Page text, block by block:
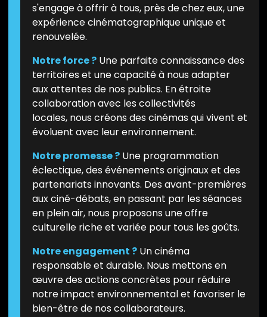
s'engage à offrir à tous, près de chez eux, une
expérience cinématographique unique et
renouvelée.
Notre force ?Une parfaite connaissance des
territoires et une capacité à nous adapter
aux attentes de nos publics. En étroite
collaboration avec les collectivités
locales, nous créons des cinémas qui vivent et
évoluent avec leur environnement.
Notre promesse ?Une programmation
éclectique, des événements originaux et des
partenariats innovants. Des avant-premières
aux ciné-débats, en passant par les séances
en plein air, nous proposons une offre
culturelle riche et variée pour tous les goûts.
Notre engagement ?Un cinéma
responsable et durable. Nous mettons en
œuvre des actions concrètes pour réduire
notre impact environnemental et favoriser le
bien-être de nos collaborateurs.